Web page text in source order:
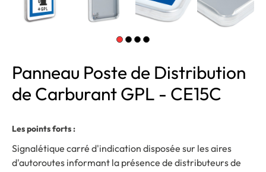
Panneau Poste de Distribution
de Carburant GPL - CE15C
Les points forts :
Signalétique carré d'indication disposée sur les aires
d'autoroutes informant la présence de distributeurs de